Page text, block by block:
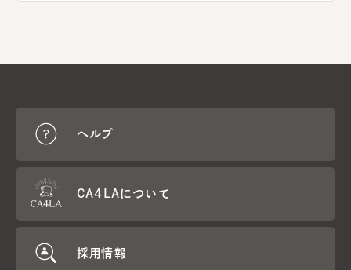
ヘルプ
CA4LAについて
採用情報